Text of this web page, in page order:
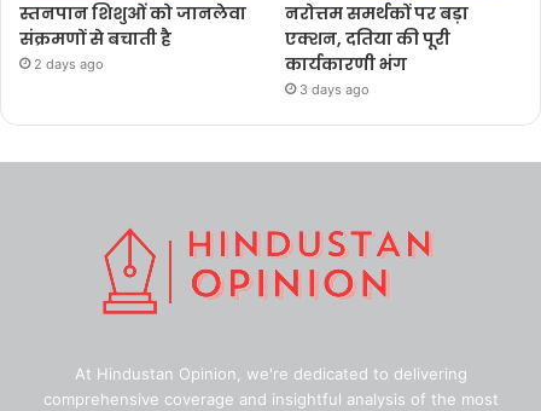
स्तनपान शिशुओं को जानलेवा
संक्रमणों से बचाती है
2 days ago
नरोत्तम समर्थकों पर बड़ा
एक्शन, दतिया की पूरी
कार्यकारणी भंग
3 days ago
At Hindustan Opinion, we're dedicated to delivering
comprehensive coverage and insightful analysis of the most